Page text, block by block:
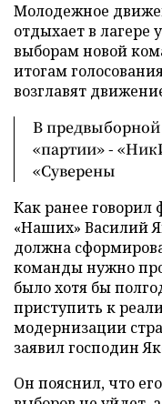
Молодежное
отдыхает в лагере
выборам новой
итогам
возглавят
В предвыборной
«партии» -
«Суверены
Как ранее
«Наших» Василий
должна
команды нужно
было хотя бы
приступить к
модернизации
заявил господин
Он пояснил, что